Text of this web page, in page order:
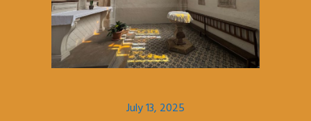
July 13, 2025